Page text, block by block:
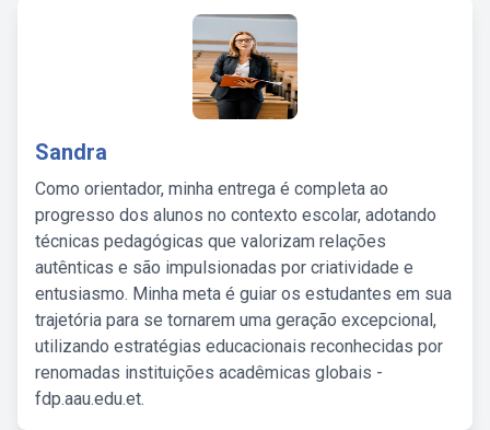
Sandra
Como orientador, minha entrega é completa ao
progresso dos alunos no contexto escolar, adotando
técnicas pedagógicas que valorizam relações
autênticas e são impulsionadas por criatividade e
entusiasmo. Minha meta é guiar os estudantes em sua
trajetória para se tornarem uma geração excepcional,
utilizando estratégias educacionais reconhecidas por
renomadas instituições acadêmicas globais -
fdp.aau.edu.et.